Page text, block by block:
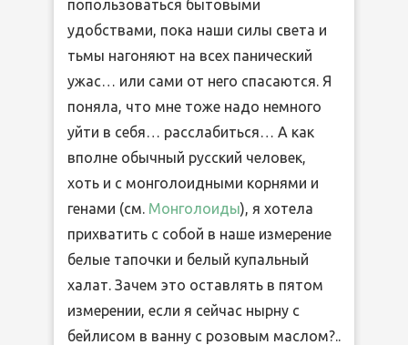
попользоваться бытовыми
удобствами, пока наши силы света и
тьмы нагоняют на всех панический
ужас… или сами от него спасаются. Я
поняла, что мне тоже надо немного
уйти в себя… расслабиться… А как
вполне обычный русский человек,
хоть и с монголоидными корнями и
генами (см. Монголоиды), я хотела
прихватить с собой в наше измерение
белые тапочки и белый купальный
халат. Зачем это оставлять в пятом
измерении, если я сейчас нырну с
бейлисом в ванну с розовым маслом?..